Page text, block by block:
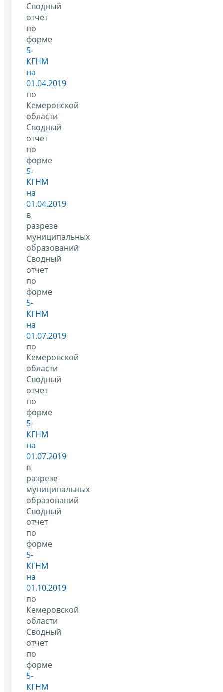
Сводный
отчет
по
форме
5-
КГНМ
на
01.04.2019
по
Кемеровской
области
Сводный
отчет
по
форме
5-
КГНМ
на
01.04.2019
в
разрезе
муниципальных
образований
Сводный
отчет
по
форме
5-
КГНМ
на
01.07.2019
по
Кемеровской
области
Сводный
отчет
по
форме
5-
КГНМ
на
01.07.2019
в
разрезе
муниципальных
образований
Сводный
отчет
по
форме
5-
КГНМ
на
01.10.2019
по
Кемеровской
области
Сводный
отчет
по
форме
5-
КГНМ